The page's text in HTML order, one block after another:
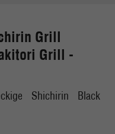
Grill
Grill -
Shichirin Black